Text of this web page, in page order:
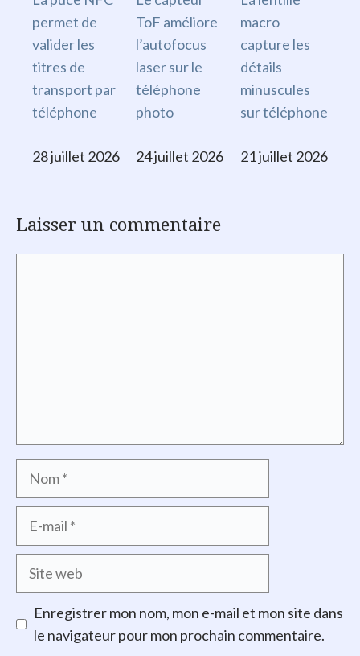
permet de
valider les
titres de
transport par
téléphone
28 juillet 2026
ToF améliore
l’autofocus
laser sur le
téléphone
photo
24 juillet 2026
macro
capture les
détails
minuscules
sur téléphone
21 juillet 2026
Laisser un commentaire
Nom
Site
Enregistrer mon nom, mon e-mail et mon site dans
le navigateur pour mon prochain commentaire.